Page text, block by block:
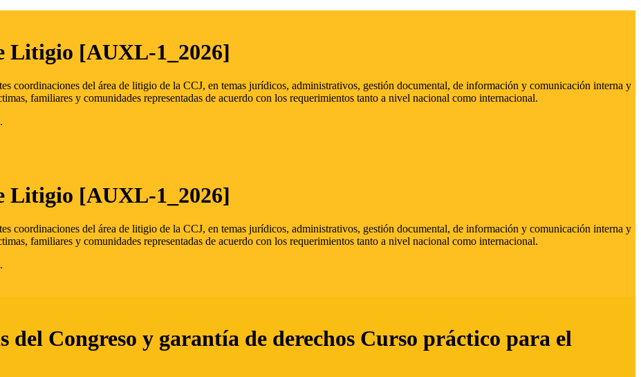
Litigio [AUXL-1_2026]
coordinaciones del área de litigio de la CCJ, en temas jurídicos, administrativos, gestión documental, de información y comunicación interna y
familiares y comunidades representadas de acuerdo con los requerimientos tanto a nivel nacional como internacional.
Litigio [AUXL-1_2026]
coordinaciones del área de litigio de la CCJ, en temas jurídicos, administrativos, gestión documental, de información y comunicación interna y
familiares y comunidades representadas de acuerdo con los requerimientos tanto a nivel nacional como internacional.
Congreso y garantía de derechos Curso práctico para el